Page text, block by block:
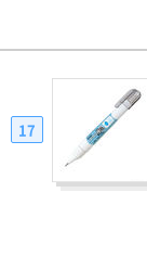
17